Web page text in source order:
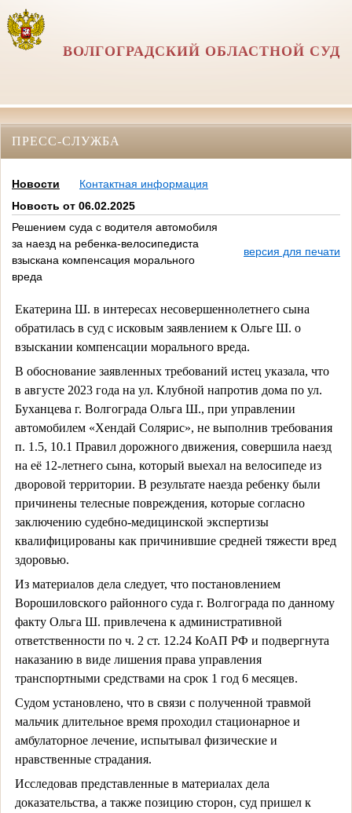
ВОЛГОГРАДСКИЙ ОБЛАСТНОЙ СУД
ПРЕСС-СЛУЖБА
Новости
Контактная информация
Новость от 06.02.2025
Решением суда с водителя автомобиля
за наезд на ребенка-велосипедиста
взыскана компенсация морального
вреда
версия для печати
Екатерина Ш. в интересах несовершеннолетнего сына
обратилась в суд с исковым заявлением к Ольге Ш. о
взыскании компенсации морального вреда.
В обоснование заявленных требований истец указала, что
в августе 2023 года на ул. Клубной напротив дома по ул.
Буханцева г. Волгограда Ольга Ш., при управлении
автомобилем «Хендай Солярис», не выполнив требования
п. 1.5, 10.1 Правил дорожного движения, совершила наезд
на её 12-летнего сына, который выехал на велосипеде из
дворовой территории. В результате наезда ребенку были
причинены телесные повреждения, которые согласно
заключению судебно-медицинской экспертизы
квалифицированы как причинившие средней тяжести вред
здоровью.
Из материалов дела следует, что постановлением
Ворошиловского районного суда г. Волгограда по данному
факту Ольга Ш. привлечена к административной
ответственности по ч. 2 ст. 12.24 КоАП РФ и подвергнута
наказанию в виде лишения права управления
транспортными средствами на срок 1 год 6 месяцев.
Судом установлено, что в связи с полученной травмой
мальчик длительное время проходил стационарное и
амбулаторное лечение, испытывал физические и
нравственные страдания.
Исследовав представленные в материалах дела
доказательства, а также позицию сторон, суд пришел к